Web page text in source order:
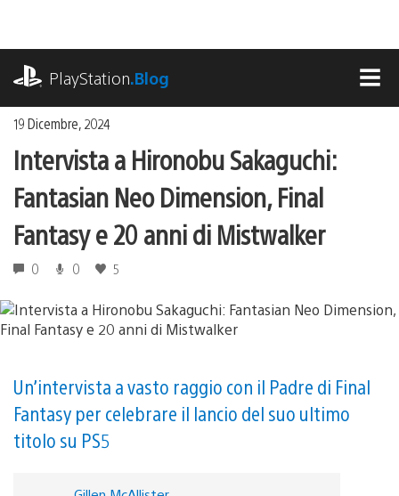
contenuto
PlayStation.Blog
19 Dicembre, 2024
Intervista a Hironobu Sakaguchi:
Fantasian Neo Dimension, Final
Fantasy e 20 anni di Mistwalker
0 0 5
Un’intervista a vasto raggio con il Padre di Final
Fantasy per celebrare il lancio del suo ultimo
titolo su PS5